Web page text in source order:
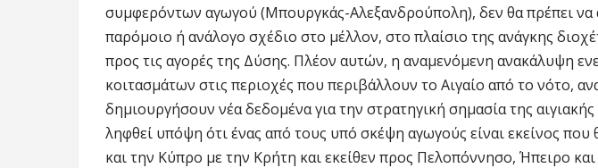
συμφερόντων αγωγού (Μπουργκάς-Αλεξανδρούπολη), δεν θα πρέπει να
παρόμοιο ή ανάλογο σχέδιο στο μέλλον, στο πλαίσιο της ανάγκης
προς τις αγορές της Δύσης. Πλέον αυτών, η αναμενόμενη ανακάλυψη
κοιτασμάτων στις περιοχές που περιβάλλουν το Αιγαίο από το νότο,
δημιουργήσουν νέα δεδομένα για την στρατηγική σημασία της
ληφθεί υπόψη ότι ένας από τους υπό σκέψη αγωγούς είναι εκείνος που
και την Κύπρο με την Κρήτη και εκείθεν προς Πελοπόννησο, Ήπειρο και